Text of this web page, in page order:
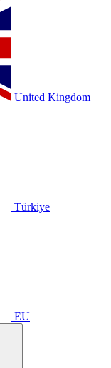
United Kingdom
Türkiye
EU